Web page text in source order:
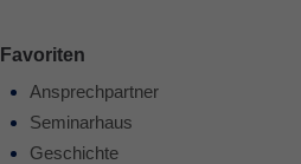
Favoriten
Ansprechpartner
Seminarhaus
Geschichte